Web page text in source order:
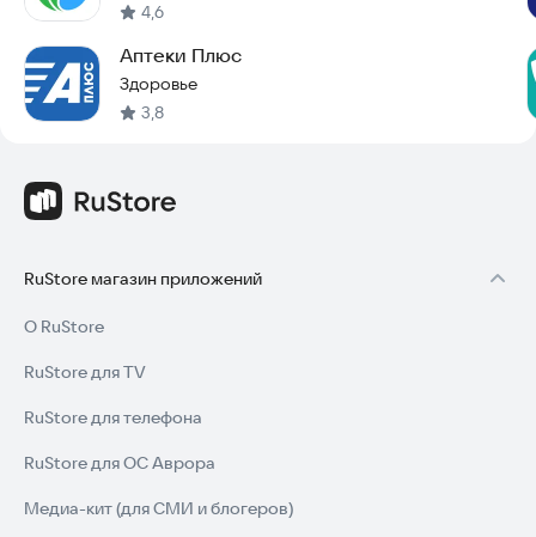
4,6
Аптеки Плюс
Здоровье
3,8
RuStore магазин приложений
О RuStore
RuStore для TV
RuStore для телефона
RuStore для ОС Аврора
Медиа-кит (для СМИ и блогеров)